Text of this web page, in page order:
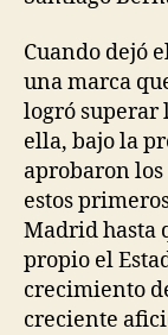
Cuando dejó
una marca
logró superar
ella, bajo la
aprobaron
estos
Madrid hasta
propio el
crecimiento
creciente